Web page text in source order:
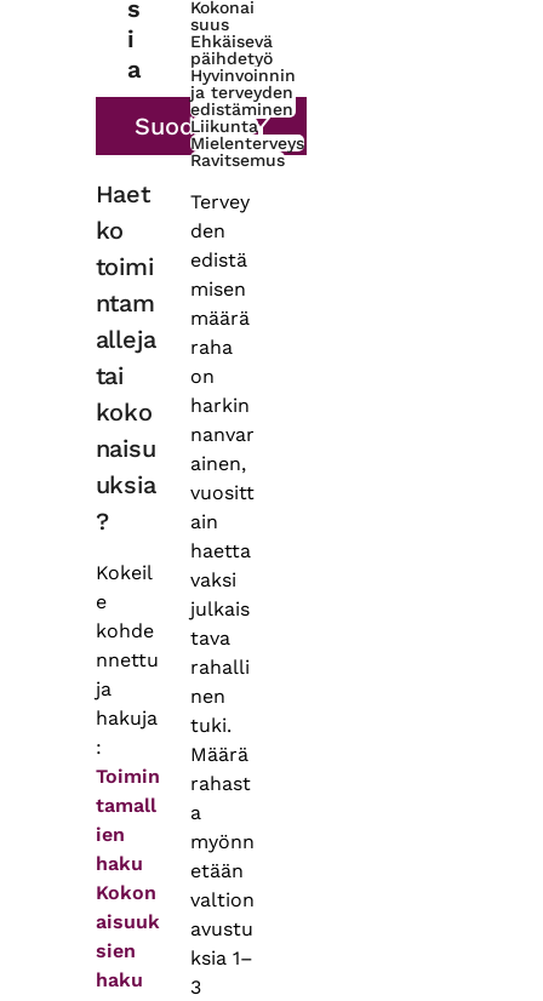
s
i
a
Haet
ko
toimi
ntam
alleja
tai
koko
naisu
uksia
?
Kokeil
e
kohde
nnettu
ja
hakuja
:
Toimin
tamall
ien
haku
Kokon
aisuuk
sien
haku
Kokonai
suus
Ehkäisevä
päihdetyö
Hyvinvoinnin
ja terveyden
edistäminen
Liikunta
Mielenterveys
Ravitsemus
Tervey
den
edistä
misen
määrä
raha
on
harkin
nanvar
ainen,
vuositt
ain
haetta
vaksi
julkais
tava
rahalli
nen
tuki.
Määrä
rahast
a
myönn
etään
valtion
avustu
ksia 1–
3